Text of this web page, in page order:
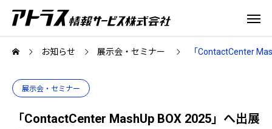
お知らせ 展示会・セミナー 「ContactCenter
展示会・セミナー
「ContactCenter MashUp BOX 2025」へ出展